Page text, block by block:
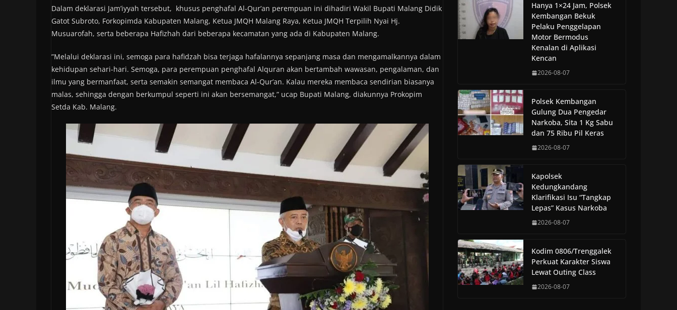
Dalam deklarasi Jam’iyyah tersebut, khusus penghafal Al-Qur’an perempuan ini dihadiri Wakil Bupati Malang Didik
Gatot Subroto, Forkopimda Kabupaten Malang, Ketua JMQH Malang Raya, Ketua JMQH Terpilih Nyai Hj.
Musuarofah, serta beberapa Hafizhah dari beberapa kecamatan yang ada di Kabupaten Malang.
”Melalui deklarasi ini, semoga para hafidzah bisa terjaga hafalannya sepanjang masa dan mengamalkannya dalam
kehidupan sehari-hari. Semoga, para perempuan penghafal Alquran akan bertambah wawasan, pengalaman, dan
ilmu yang bermanfaat, serta semakin semangat membaca Al-Qur’an. Kalau mereka membaca sendirian biasanya
malas, sehingga dengan berkumpul seperti ini akan bersemangat,” ucap Bupati Malang, diakunnya Prokopim
Setda Kab. Malang.
Hanya 1×24 Jam, Polsek
Kembangan Bekuk
Pelaku Penggelapan
Motor Bermodus
Kenalan di Aplikasi
Kencan
2026-08-07
Polsek Kembangan
Gulung Dua Pengedar
Narkoba, Sita 1 Kg Sabu
dan 75 Ribu Pil Keras
2026-08-07
Kapolsek
Kedungkandang
Klarifikasi Isu “Tangkap
Lepas” Kasus Narkoba
2026-08-07
Kodim 0806/Trenggalek
Perkuat Karakter Siswa
Lewat Outing Class
2026-08-07